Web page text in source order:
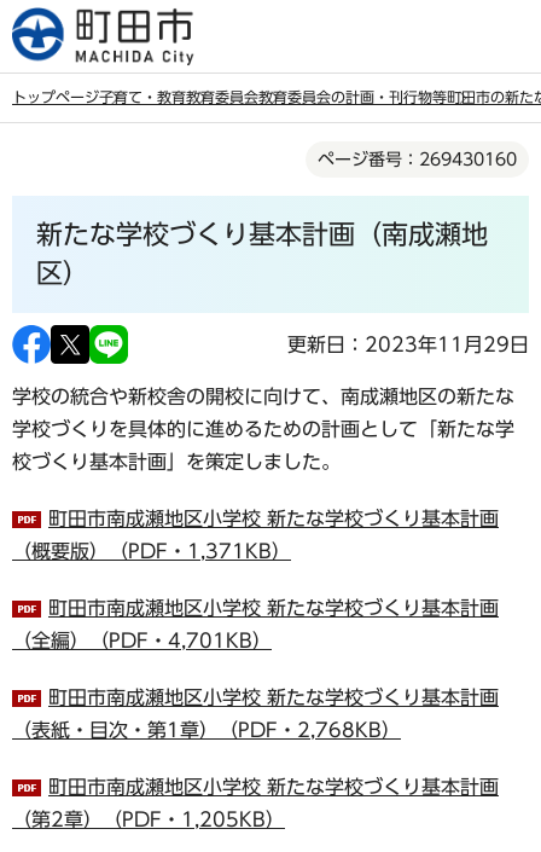
こ
の
トップページ子育て・教育教育委員会教育委員会の計画・刊行物等町田市の新た
ページ番号：269430160
新たな学校づくり基本計画（南成瀬地
区）
更新日：2023年11月29日
学校の統合や新校舎の開校に向けて、南成瀬地区の新たな
学校づくりを具体的に進めるための計画として「新たな学
校づくり基本計画」を策定しました。
町田市南成瀬地区小学校 新たな学校づくり基本計画
（概要版）（PDF・1,371KB）
町田市南成瀬地区小学校 新たな学校づくり基本計画
（全編）（PDF・4,701KB）
町田市南成瀬地区小学校 新たな学校づくり基本計画
（表紙・目次・第1章）（PDF・2,768KB）
町田市南成瀬地区小学校 新たな学校づくり基本計画
（第2章）（PDF・1,205KB）